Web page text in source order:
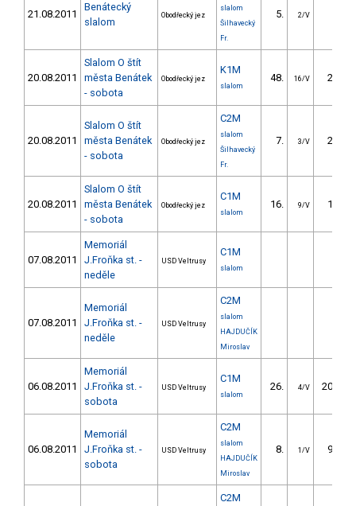
21.08.2011
Benátecký
slalom
Obodřecký jez
slalom
Šilhavecký
Fr.
5. 2/V
20.08.2011
Slalom O štít
města Benátek
- sobota
Obodřecký jez
K1M
slalom
48. 16/V 29.60
20.08.2011
Slalom O štít
města Benátek
- sobota
Obodřecký jez
C2M
slalom
Šilhavecký
Fr.
7. 3/V 22.50
20.08.2011
Slalom O štít
města Benátek
- sobota
Obodřecký jez
C1M
slalom
16. 9/V 15.40
07.08.2011
Memoriál
J.Froňka st. -
neděle
USD Veltrusy
C1M
slalom
07.08.2011
Memoriál
J.Froňka st. -
neděle
USD Veltrusy
C2M
slalom
HAJDUČÍK
Miroslav
06.08.2011
Memoriál
J.Froňka st. -
sobota
USD Veltrusy
C1M
slalom
26. 4/V 202.75
06.08.2011
Memoriál
J.Froňka st. -
sobota
USD Veltrusy
C2M
slalom
HAJDUČÍK
Miroslav
8. 1/V 96.24
C2M